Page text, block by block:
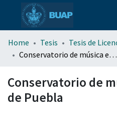
menu.section.about_menu
Home Tesis
Tesis de
Conservatorio de música en la ciudad de Puebla
Conservatorio de
de Puebla